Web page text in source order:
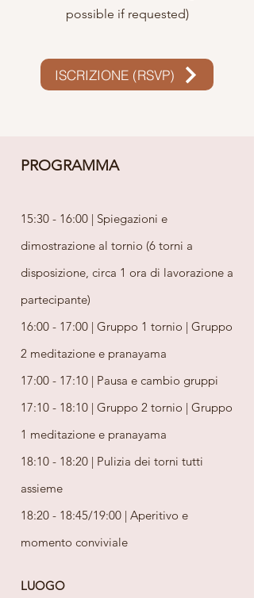
possible if requested)
ISCRIZIONE (RSVP)
PROGRAMMA
15:30 - 16:00 | Spiegazioni e
dimostrazione al tornio (6 torni a
disposizione, circa 1 ora di lavorazione a
partecipante)
16:00 - 17:00 | Gruppo 1 tornio | Gruppo
2 meditazione e pranayama
17:00 - 17:10 | Pausa e cambio gruppi
17:10 - 18:10 | Gruppo 2 tornio | Gruppo
1 meditazione e pranayama
18:10 - 18:20 | Pulizia dei torni tutti
assieme
18:20 - 18:45/19:00 | Aperitivo e
momento conviviale
LUOGO